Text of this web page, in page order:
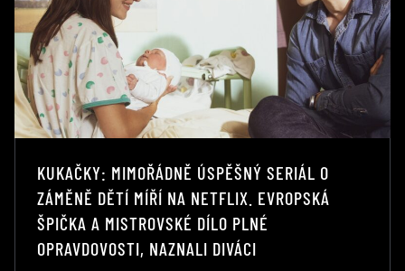
KUKAČKY: MIMOŘÁDNĚ ÚSPĚŠNÝ SERIÁL O
ZÁMĚNĚ DĚTÍ MÍŘÍ NA NETFLIX. EVROPSKÁ
ŠPIČKA A MISTROVSKÉ DÍLO PLNÉ
OPRAVDOVOSTI, NAZNALI DIVÁCI